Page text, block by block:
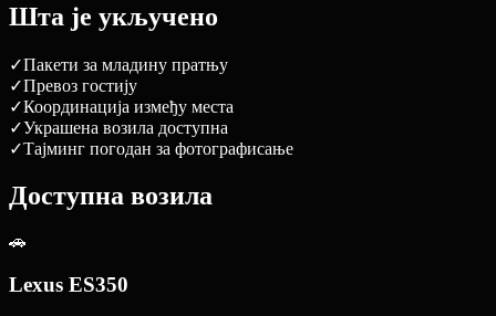
Шта је укључено
✓Пакети за младину пратњу
✓Превоз гостију
✓Координација између места
✓Украшена возила доступна
✓Тајминг погодан за фотографисање
Доступна возила
🚗
Lexus ES350